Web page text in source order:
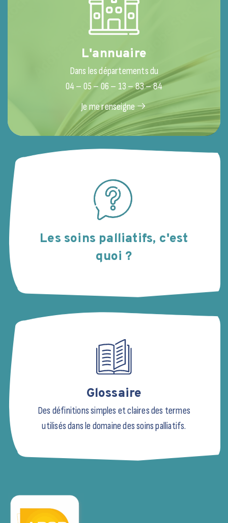
L'annuaire
Dans les départements du
04 – 05 – 06 – 13 – 83 – 84
Je me renseigne
Les soins palliatifs, c'est
quoi ?
Glossaire
Des définitions simples et claires des termes
utilisés dans le domaine des soins palliatifs.